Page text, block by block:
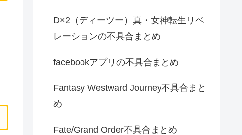
D×2（ディーツー）真・女神転生リベ
レーションの不具合まとめ
facebookアプリの不具合まとめ
Fantasy Westward Journey不具合まと
め
Fate/Grand Order不具合まとめ